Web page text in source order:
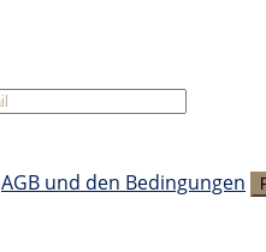
AGB und den Bedingungen